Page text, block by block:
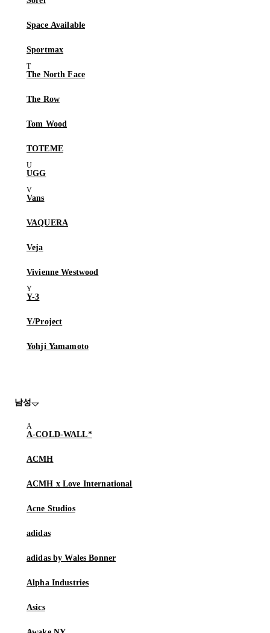
Space Available
Sportmax
The North Face
The Row
Tom Wood
TOTEME
UGG
Vans
VAQUERA
Veja
Vivienne Westwood
Y-3
Y/Project
Yohji Yamamoto
남성
A-COLD-WALL*
ACMH
ACMH x Love International
Acne Studios
adidas
adidas by Wales Bonner
Alpha Industries
Asics